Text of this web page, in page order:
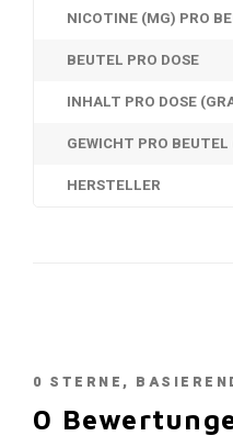
NICOTINE (MG) PRO
BEUTEL PRO DOSE
INHALT PRO DOSE
GEWICHT PRO
HERSTELLER
0 STERNE,
0